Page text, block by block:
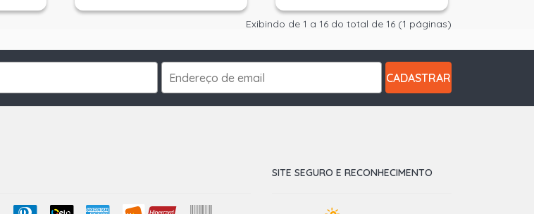
Exibindo de 1 a 16 do total de 16 (1 páginas)
CADASTRAR
SITE SEGURO E RECONHECIMENTO